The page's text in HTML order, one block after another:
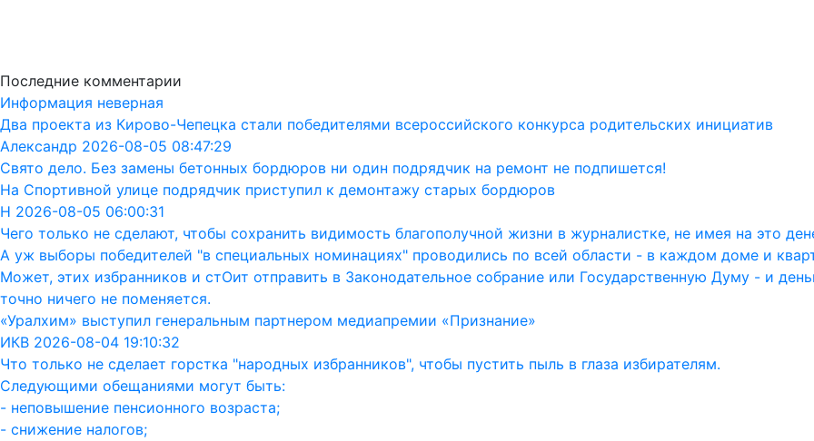
Последние комментарии
Информация неверная
Два проекта из Кирово-Чепецка стали победителями всероссийского конкурса родительских инициатив
Александр 2026-08-05 08:47:29
Свято дело. Без замены бетонных бордюров ни один подрядчик на ремонт не подпишется!
На Спортивной улице подрядчик приступил к демонтажу старых бордюров
Н 2026-08-05 06:00:31
Чего только не сделают, чтобы сохранить видимость благополучной жизни в журналистке, не имея на это
А уж выборы победителей "в специальных номинациях" проводились по всей области - в каждом доме и
Может, этих избранников и стОит отправить в Законодательное собрание или Государственную Думу - и
точно ничего не поменяется.
«Уралхим» выступил генеральным партнером медиапремии «Признание»
ИКВ 2026-08-04 19:10:32
Что только не сделает горстка "народных избранников", чтобы пустить пыль в глаза избирателям.
Следующими обещаниями могут быть:
- неповышение пенсионного возраста;
- снижение налогов;